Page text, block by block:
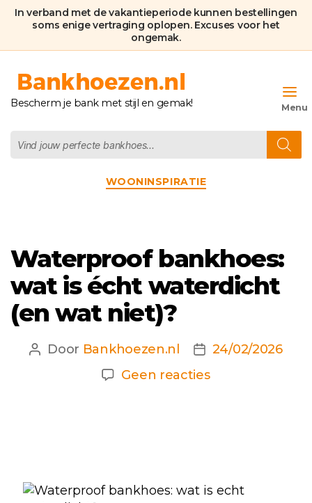
In verband met de vakantieperiode kunnen bestellingen
soms enige vertraging oplopen. Excuses voor het
ongemak.
Bankhoezen.nl
Bescherm je bank met stijl en gemak!
zoeken
Categorieën
WOONINSPIRATIE
Waterproof bankhoes:
wat is écht waterdicht
(en wat niet)?
Berichtauteur
Door Bankhoezen.nl Berichtdatum
24/02/2026
Geen reactiesop
waterdicht